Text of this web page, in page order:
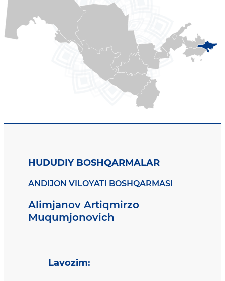
HUDUDIY BOSHQARMALAR
ANDIJON VILOYATI BOSHQARMASI
Alimjanov Artiqmirzo
Muqumjonovich
Lavozim: